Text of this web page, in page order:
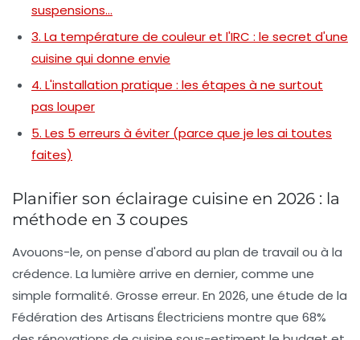
suspensions…
3. La température de couleur et l'IRC : le secret d'une
cuisine qui donne envie
4. L'installation pratique : les étapes à ne surtout
pas louper
5. Les 5 erreurs à éviter (parce que je les ai toutes
faites)
Planifier son éclairage cuisine en 2026 : la
méthode en 3 coupes
Avouons-le, on pense d'abord au plan de travail ou à la
crédence. La lumière arrive en dernier, comme une
simple formalité. Grosse erreur. En 2026, une étude de la
Fédération des Artisans Électriciens montre que 68%